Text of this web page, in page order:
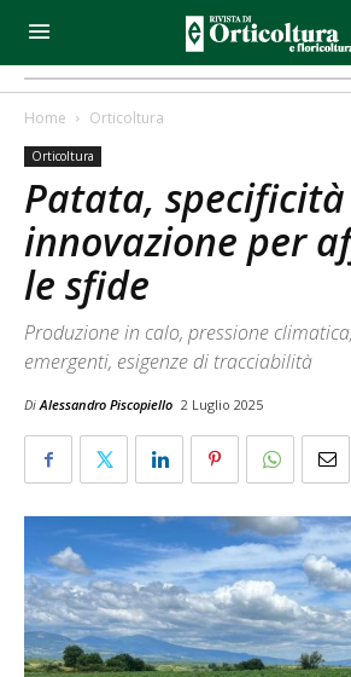
Home Orticoltura
Orticoltura
Patata, specificità
innovazione per
le sfide
Produzione in calo, pressione
emergenti, esigenze di tracciabilità
DiAlessandro Piscopiello 2 Luglio 2025